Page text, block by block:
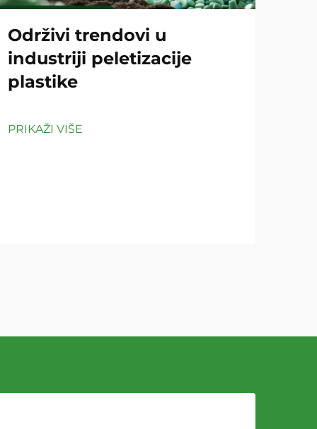
Održivi trendovi u
industriji peletizacije
plastike
PRIKAŽI VIŠE